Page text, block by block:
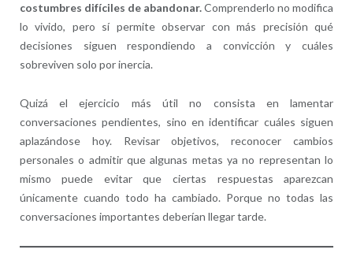
costumbres difíciles de abandonar.Comprenderlo no modifica
lo vivido, pero sí permite observar con más precisión qué
decisiones siguen respondiendo a convicción y cuáles
sobreviven solo por inercia.
Quizá el ejercicio más útil no consista en lamentar
conversaciones pendientes, sino en identificar cuáles siguen
aplazándose hoy. Revisar objetivos, reconocer cambios
personales o admitir que algunas metas ya no representan lo
mismo puede evitar que ciertas respuestas aparezcan
únicamente cuando todo ha cambiado. Porque no todas las
conversaciones importantes deberían llegar tarde.